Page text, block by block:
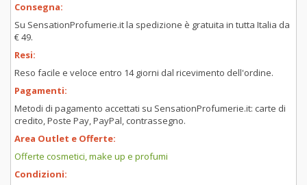
Consegna:
Su SensationProfumerie.it la spedizione è gratuita in tutta Italia da
€ 49.
Resi:
Reso facile e veloce entro 14 giorni dal ricevimento dell'ordine.
Pagamenti:
Metodi di pagamento accettati su SensationProfumerie.it: carte di
credito, Poste Pay, PayPal, contrassegno.
Area Outlet e Offerte:
Offerte cosmetici, make up e profumi
Condizioni: